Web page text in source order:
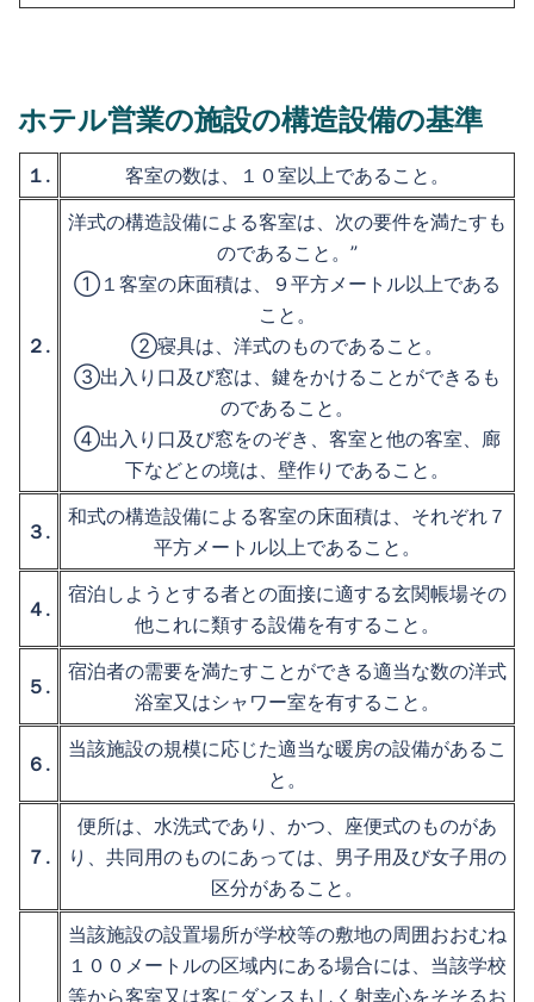
ホテル営業の施設の構造設備の基準
１. 客室の数は、１０室以上であること。
２.
洋式の構造設備による客室は、次の要件を満たすも
のであること。”
①１客室の床面積は、９平方メートル以上である
こと。
②寝具は、洋式のものであること。
③出入り口及び窓は、鍵をかけることができるも
のであること。
④出入り口及び窓をのぞき、客室と他の客室、廊
下などとの境は、壁作りであること。
３.
和式の構造設備による客室の床面積は、それぞれ７
平方メートル以上であること。
４.
宿泊しようとする者との面接に適する玄関帳場その
他これに類する設備を有すること。
５.
宿泊者の需要を満たすことができる適当な数の洋式
浴室又はシャワー室を有すること。
６.
当該施設の規模に応じた適当な暖房の設備があるこ
と。
７.
便所は、水洗式であり、かつ、座便式のものがあ
り、共同用のものにあっては、男子用及び女子用の
区分があること。
当該施設の設置場所が学校等の敷地の周囲おおむね
１００メートルの区域内にある場合には、当該学校
等から客室又は客にダンスもしく射幸心をそそるお